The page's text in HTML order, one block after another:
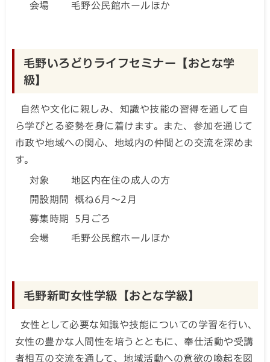
会場 毛野公民館ホールほか
毛野いろどりライフセミナー【おとな学
級】
自然や文化に親しみ、知識や技能の習得を通して自
ら学びとる姿勢を身に着けます。また、参加を通じて
市政や地域への関心、地域内の仲間との交流を深めま
す。
対象 地区内在住の成人の方
開設期間 概ね6月～2月
募集時期 5月ごろ
会場 毛野公民館ホールほか
毛野新町女性学級【おとな学級】
女性として必要な知識や技能についての学習を行い、
女性の豊かな人間性を培うとともに、奉仕活動や受講
者相互の交流を通して、地域活動への意欲の喚起を図